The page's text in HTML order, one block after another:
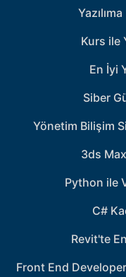
Kurs ile
En İyi
Siber
Yönetim Bilişim
3ds
Python ile
C#
Revit'te
Front End